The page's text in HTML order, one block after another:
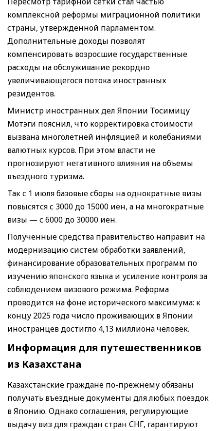
комплексной реформы миграционной политики
страны, утвержденной парламентом.
Дополнительные доходы позволят
компенсировать возросшие государственные
расходы на обслуживание рекордно
увеличивающегося потока иностранных
резидентов.
Министр иностранных дел Японии Тосимицу
Мотэги пояснил, что корректировка стоимости
вызвана многолетней инфляцией и колебаниями
валютных курсов. При этом власти не
прогнозируют негативного влияния на объемы
въездного туризма.
Так с 1 июля базовые сборы на однократные визы
повысятся с 3000 до 15000 иен, а на многократные
визы — с 6000 до 30000 иен.
Полученные средства правительство направит на
модернизацию систем обработки заявлений,
финансирование образовательных программ по
изучению японского языка и усиление контроля за
соблюдением визового режима. Реформа
проводится на фоне исторического максимума: к
концу 2025 года число проживающих в Японии
иностранцев достигло 4,13 миллиона человек.
Информация для путешественников
из Казахстана
Казахстанские граждане по-прежнему обязаны
получать въездные документы для любых поездок
в Японию. Однако соглашения, регулирующие
выдачу виз для граждан стран СНГ, гарантируют